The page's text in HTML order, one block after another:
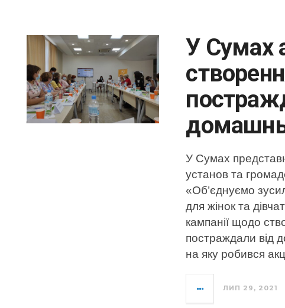
У Сумах
У Сумах
установ та
«Об’єднуємо
для жінок та
кампанії щодо
постраждали від
на яку робився
ЛИП 29, 2021